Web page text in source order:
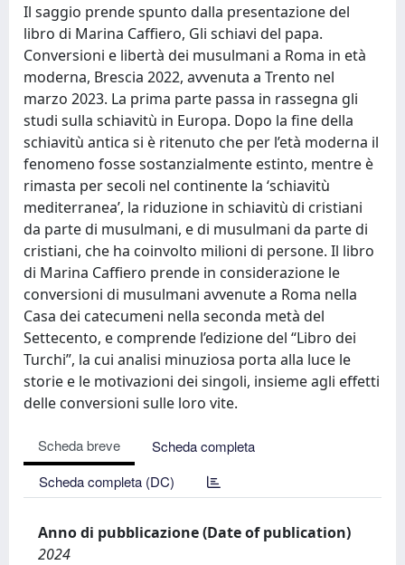
Il saggio prende spunto dalla presentazione del
libro di Marina Caffiero, Gli schiavi del papa.
Conversioni e libertà dei musulmani a Roma in età
moderna, Brescia 2022, avvenuta a Trento nel
marzo 2023. La prima parte passa in rassegna gli
studi sulla schiavitù in Europa. Dopo la fine della
schiavitù antica si è ritenuto che per l’età moderna il
fenomeno fosse sostanzialmente estinto, mentre è
rimasta per secoli nel continente la ‘schiavitù
mediterranea’, la riduzione in schiavitù di cristiani
da parte di musulmani, e di musulmani da parte di
cristiani, che ha coinvolto milioni di persone. Il libro
di Marina Caffiero prende in considerazione le
conversioni di musulmani avvenute a Roma nella
Casa dei catecumeni nella seconda metà del
Settecento, e comprende l’edizione del “Libro dei
Turchi”, la cui analisi minuziosa porta alla luce le
storie e le motivazioni dei singoli, insieme agli effetti
delle conversioni sulle loro vite.
Scheda breve
Scheda completa
Scheda completa (DC)
Anno di pubblicazione (Date of publication)
2024